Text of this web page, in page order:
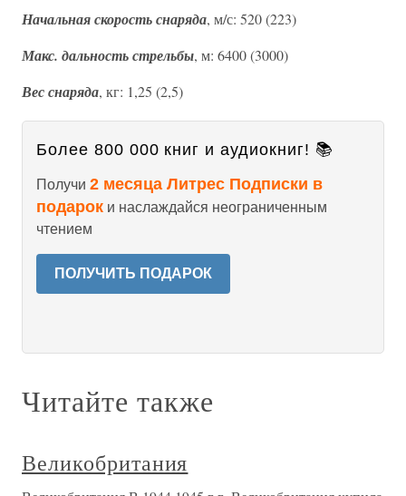
Начальная скорость снаряда, м/с: 520 (223)
Макс. дальность стрельбы, м: 6400 (3000)
Вес снаряда, кг: 1,25 (2,5)
Более 800 000 книг и аудиокниг! 📚
Получи 2 месяца Литрес Подписки в
подарок и наслаждайся неограниченным
чтением
ПОЛУЧИТЬ ПОДАРОК
Читайте также
Великобритания